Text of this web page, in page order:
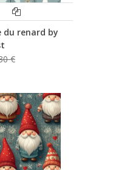
du renard by
€